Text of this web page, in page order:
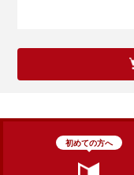
初めての方へ